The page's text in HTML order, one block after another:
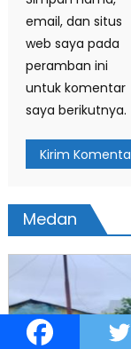
email, dan situs
web saya pada
peramban ini
untuk komentar
saya berikutnya.
Medan